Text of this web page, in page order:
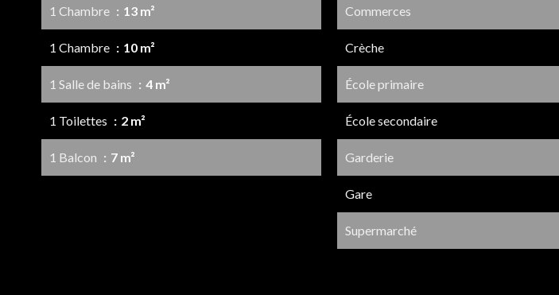
1 Chambre 13 m²
1 Chambre 10 m²
1 Salle de bains 4 m²
1 Toilettes 2 m²
1 Balcon 7 m²
Commerces
Crèche
École primaire
École secondaire
Garderie
Gare
Supermarché